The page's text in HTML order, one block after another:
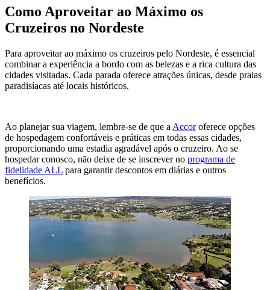
Como Aproveitar ao Máximo os
Cruzeiros no Nordeste
Para aproveitar ao máximo os cruzeiros pelo Nordeste, é essencial
combinar a experiência a bordo com as belezas e a rica cultura das
cidades visitadas. Cada parada oferece atrações únicas, desde praias
paradisíacas até locais históricos.
Ao planejar sua viagem, lembre-se de que a Accoroferece opções
de hospedagem confortáveis e práticas em todas essas cidades,
proporcionando uma estadia agradável após o cruzeiro. Ao se
hospedar conosco, não deixe de se inscrever no programa de
fidelidade ALL para garantir descontos em diárias e outros
benefícios.